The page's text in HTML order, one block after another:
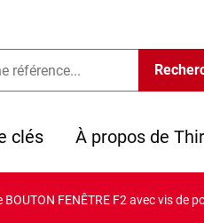
clés À propos de
FENÊTRE F2 avec vis de